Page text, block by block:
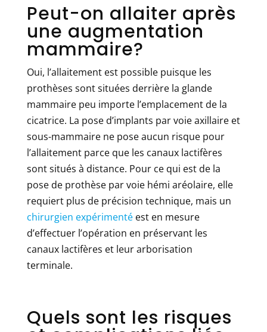
Peut-on allaiter après
une augmentation
mammaire?
Oui, l’allaitement est possible puisque les
prothèses sont situées derrière la glande
mammaire peu importe l’emplacement de la
cicatrice. La pose d’implants par voie axillaire et
sous-mammaire ne pose aucun risque pour
l’allaitement parce que les canaux lactifères
sont situés à distance. Pour ce qui est de la
pose de prothèse par voie hémi aréolaire, elle
requiert plus de précision technique, mais un
chirurgien expérimentéest en mesure
d’effectuer l’opération en préservant les
canaux lactifères et leur arborisation
terminale.
Quels sont les risques